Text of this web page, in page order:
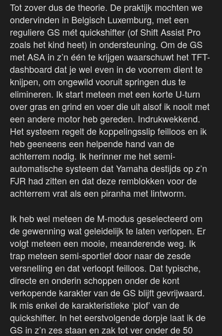
Tot zover dus de theorie. De praktijk mochten we
ondervinden in Belgisch Luxemburg, met een
reguliere GS mét quickshifter (of Shift Assist Pro
zoals het kind heet) in ondersteuning. Om de GS
met ASA in z’n één te krijgen waarschuwt het TFT-
dashboard dat je wel even in de voorrem dient te
knijpen, om ongewild vooruit springen dus te
elimineren. Ik start meteen met een korte U-turn
over gras en grind en voer die uit alsof ik nooit met
een andere motor heb gereden. Indrukwekkend.
Het systeem regelt de koppelingsslip feilloos en ik
heb geeneens een helpende hand van de
achterrem nodig. Ik herinner me het semi-
automatische systeem dat Yamaha destijds op z’n
FJR had zitten en dat deze remblokken voor de
achterrem vrat als een piranha met lintworm.
Ik heb wel meteen de M-modus geselecteerd om
de gewenning wat geleidelijk te laten verlopen. Er
volgt meteen een mooie, meanderende weg. Ik
trap meteen semi-sportief door naar de zesde
versnelling en dat verloopt feilloos. Dat typische,
directe en onderin schoppen onder de kont
verkopende karakter van de GS blijft gevrijwaard.
Ik mis enkel de karakteristieke ‘plof’ van de
quickshifter. In het eerstvolgende dorpje laat ik de
GS in z’n zes staan en zak tot ver onder de 50